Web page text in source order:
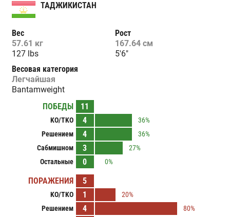
ТАДЖИКИСТАН
Вес
57.61 кг
127 lbs
Рост
167.64 см
5'6"
Весовая категория
Легчайшая
Bantamweight
ПОБЕДЫ
11
KO/TKO 4
36%
Решением
4
36%
Сабмишном
3
27%
Остальные
0 0%
ПОРАЖЕНИЯ 5
KO/TKO 1
20%
Решением
4
80%